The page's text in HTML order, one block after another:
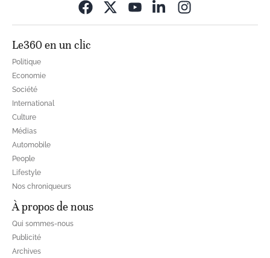
Le360 en un clic
Politique
Economie
Société
International
Culture
Médias
Automobile
People
Lifestyle
Nos chroniqueurs
À propos de nous
Qui sommes-nous
Publicité
Archives